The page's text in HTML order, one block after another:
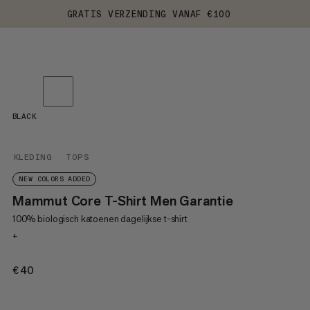
GRATIS VERZENDING VANAF €100
KLEDING TOPS
NEW COLORS ADDED
Mammut Core T-Shirt Men Garantie
100% biologisch katoenen dagelijkse t-shirt
+
€40
BLACK